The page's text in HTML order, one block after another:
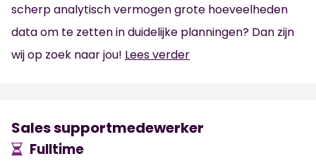
scherp analytisch vermogen grote hoeveelheden
data om te zetten in duidelijke planningen? Dan zijn
wij op zoek naar jou! Lees verder
Sales supportmedewerker
Fulltime